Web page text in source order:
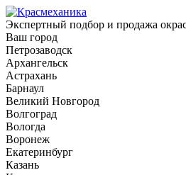
Экспертный подбор и продажа
Ваш город
Петрозаводск
Архангельск
Астрахань
Барнаул
Великий Новгород
Волгоград
Вологда
Воронеж
Екатеринбург
Казань